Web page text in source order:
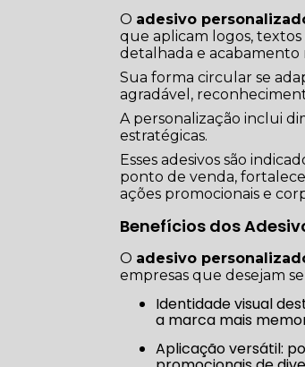
O adesivo
que aplicam logos,
detalhada e acabamento
Sua forma circular se
agradável,
A personalização inclui
estratégicas.
Esses adesivos são
ponto de venda,
ações promocionais e
Benefícios dos
O adesivo
empresas que desejam
Identidade visual destacada: o formato redondo chama atenção e valoriza o logotipo, tornando
a marca mais
Aplicação versátil: pode ser utilizado em produtos, embalagens, brindes e materiais